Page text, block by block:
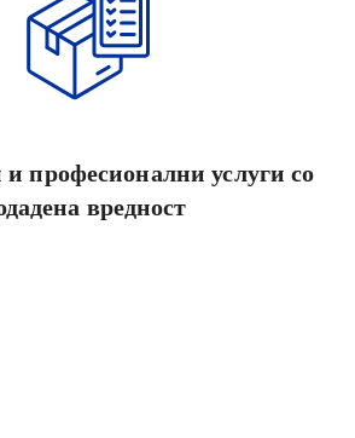
професионални услуги со
вредност